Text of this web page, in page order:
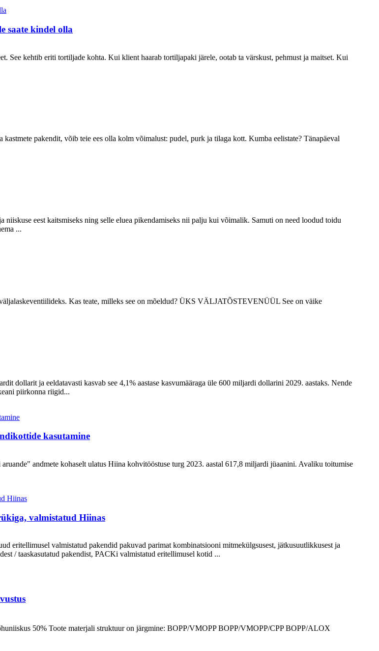
saate kindel olla
See kehtib eriti tortiljade kohta. Kui klient haarab tortiljapaki järele, ootab ta värskust, pehmust ja maitset. Kui
pakendit, võib teie ees olla kolm võimalust: pudel, purk ja tilaga kott. Kumba eelistate? Tänapäeval
eest kaitsmiseks ning selle eluea pikendamiseks nii palju kui võimalik. Samuti on need loodud toidu
...
Kas teate, milleks see on mõeldud? ÜKS VÄLJATÕSTEVENÜÜL See on väike
dollarit ja eeldatavasti kasvab see 4,1% aastase kasvumääraga üle 600 miljardi dollarini 2029. aastaks. Nende
piirkonna riigid...
kasutamine
andmete kohaselt ulatus Hiina kohvitööstuse turg 2023. aastal 617,8 miljardi jüaanini. Avaliku toitumise
valmistatud Hiinas
eritellimusel valmistatud pakendid pakuvad parimat kombinatsiooni mitmekülgsusest, jätkusuutlikkusest ja
/ taaskasutatud pakendist, PACKi valmistatud eritellimusel kotid ...
50% Toote materjali struktuur on järgmine: BOPP/VMOPP BOPP/VMOPP/CPP BOPP/ALOX